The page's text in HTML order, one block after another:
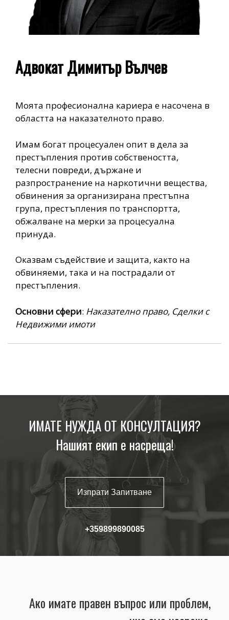
Адвокат Димитър Вълчев
Моята професионална кариера е насочена в
областта на наказателното право.
Имам богат процесуален опит в дела за
престъпления против собствеността,
телесни повреди, държане и
разпространение на наркотични вещества,
обвинения за организирана престъпна
група, престъпления по транспортта,
обжалване на мерки за процесуална
принуда.
Оказвам съдействие и защита, както на
обвиняеми, така и на пострадали от
престъпления.
Основни сфери: Наказателно право, Сделки с
Недвижими имоти
ИМАТЕ НУЖДА ОТ КОНСУЛТАЦИЯ?
Нашият екип е насреща!
Изпрати Запитване
+359899890085
Ако имате правен въпрос или проблем,